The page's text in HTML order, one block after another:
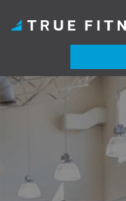
Vai
al
contenuto